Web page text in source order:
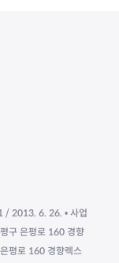
/ 2013. 6. 26. • 사업
구 은평로 160 경향
평로 160 경향렉스